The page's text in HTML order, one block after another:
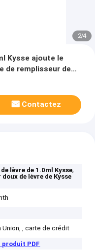
2/4
Kysse ajoute le
de remplisseur de
Contactez
lèvre de 1.0ml Kysse,
de lèvre de Kysse
Union, , carte de crédit
produit PDF